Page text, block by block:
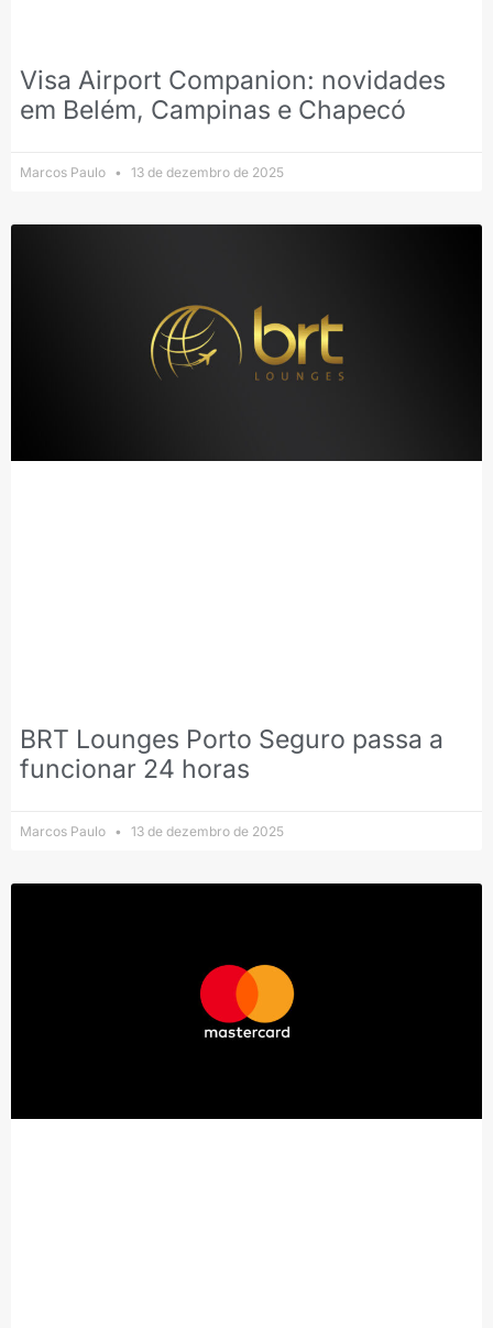
Visa Airport Companion: novidades
em Belém, Campinas e Chapecó
Marcos Paulo 13 de dezembro de 2025
BRT Lounges Porto Seguro passa a
funcionar 24 horas
Marcos Paulo 13 de dezembro de 2025